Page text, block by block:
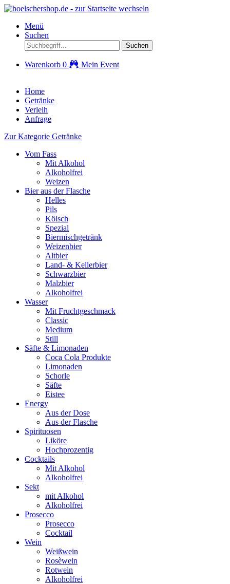
Menü
Suchen
Suchen
Warenkorb 0 Mein Event
Home
Getränke
Verleih
Anfrage
Zur Kategorie Getränke
Vom Fass
Mit Alkohol
Alkoholfrei
Weizen
Bier aus der Flasche
Helles
Pils
Kölsch
Spezial
Biermischgetränk
Weizenbier
Altbier
Land- & Kellerbier
Schwarzbier
Malzbier
Alkoholfrei
Wasser
Mit Fruchtgeschmack
Classic
Medium
Still
Säfte & Limonaden
Coca Cola Produkte
Limonaden
Schorle
Säfte
Eistee
Energy
Aus der Dose
Aus der Flasche
Spirituosen
Liköre
Hochprozentig
Cocktails
Mit Alkohol
Alkoholfrei
Sekt
mit Alkohol
Alkoholfrei
Prosecco
Prosecco
Cocktail
Wein
Weißwein
Rosèwein
Rotwein
Alkoholfrei